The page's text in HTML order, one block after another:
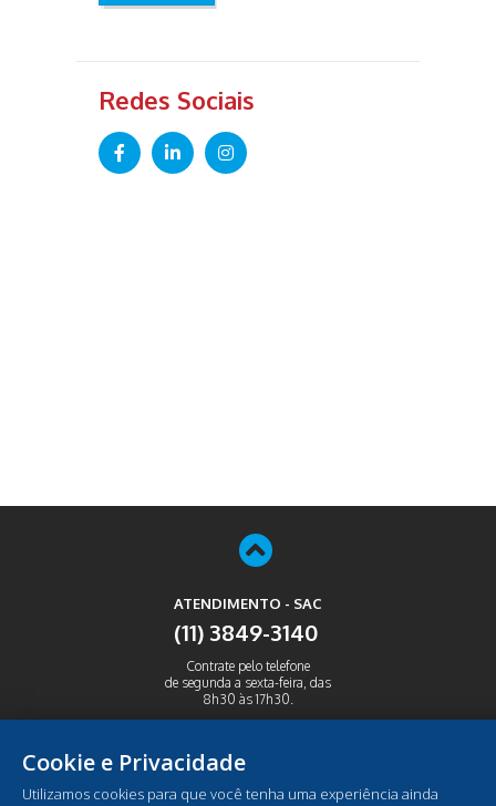
Redes Sociais
ATENDIMENTO - SAC
(11) 3849-3140
Contrate pelo telefone
de segunda a sexta-feira, das
8h30 às 17h30.
Cookie e Privacidade
Utilizamos cookies para que você tenha uma experiência ainda